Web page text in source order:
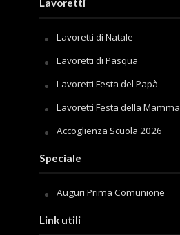
Lavoretti
Lavoretti di Natale
Lavoretti di Pasqua
Lavoretti Festa del Papà
Lavoretti Festa della Mamma
Accoglienza Scuola 2026
Speciale
Auguri Prima Comunione
Link utili